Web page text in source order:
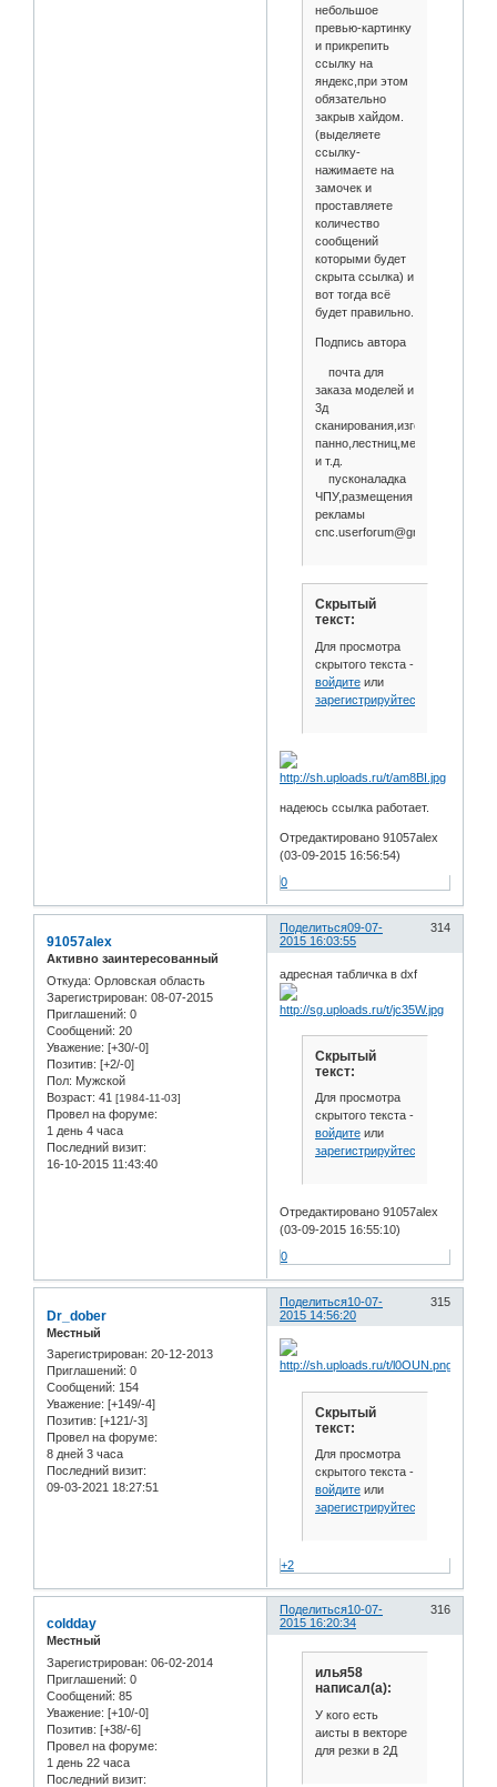
небольшое
превью-картинку
и прикрепить
ссылку на
яндекс,при этом
обязательно
закрыв хайдом.
(выделяете
ссылку-
нажимаете на
замочек и
проставляете
количество
сообщений
которыми будет
скрыта ссылка) и
вот тогда всё
будет правильно.
Подпись автора
почта для
заказа моделей и
3д
сканирования,изготовления
панно,лестниц,мебели
и т.д.
пусконаладка
ЧПУ,размещения
рекламы
cnc.userforum@gmail.com
Скрытый
текст:
Для просмотра
скрытого текста -
войдитеили
зарегистрируйтесь
надеюсь ссылка работает.
Отредактировано 91057alex
(03-09-2015 16:56:54)
0
Поделиться 314
09-07-
2015 16:03:55
91057alex
Активно заинтересованный
Откуда: Орловская область
Зарегистрирован: 08-07-2015
Приглашений: 0
Сообщений: 20
Уважение: [+30/-0]
Позитив: [+2/-0]
Пол: Мужской
Возраст: 41 [1984-11-03]
Провел на форуме:
1 день 4 часа
Последний визит:
16-10-2015 11:43:40
адресная табличка в dxf
Скрытый
текст:
Для просмотра
скрытого текста -
войдитеили
зарегистрируйтесь
Отредактировано 91057alex
(03-09-2015 16:55:10)
0
Поделиться 315
10-07-
2015 14:56:20
Dr_dober
Местный
Зарегистрирован: 20-12-2013
Приглашений: 0
Сообщений: 154
Уважение: [+149/-4]
Позитив: [+121/-3]
Провел на форуме:
8 дней 3 часа
Последний визит:
09-03-2021 18:27:51
Скрытый
текст:
Для просмотра
скрытого текста -
войдитеили
зарегистрируйтесь
+2
Поделиться 316
10-07-
2015 16:20:34
coldday
Местный
Зарегистрирован: 06-02-2014
Приглашений: 0
Сообщений: 85
Уважение: [+10/-0]
Позитив: [+38/-6]
Провел на форуме:
1 день 22 часа
Последний визит:
илья58
написал(а):
У кого есть
аисты в векторе
для резки в 2Д